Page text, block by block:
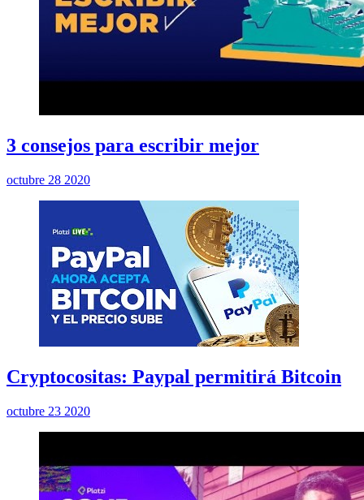
3 consejos para escribir mejor
octubre 28 2020
Cryptocositas: Paypal permitirá Bitcoin
octubre 23 2020